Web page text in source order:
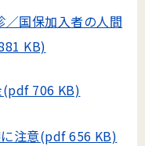
国保加入者の人間
KB)
(pdf 706 KB)
注意(pdf 656 KB)